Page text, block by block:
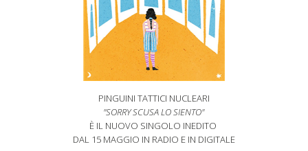
PINGUINI TATTICI NUCLEARI
"SORRY SCUSA LO SIENTO"
È IL NUOVO SINGOLO INEDITO
DAL 15 MAGGIO IN RADIO E IN DIGITALE